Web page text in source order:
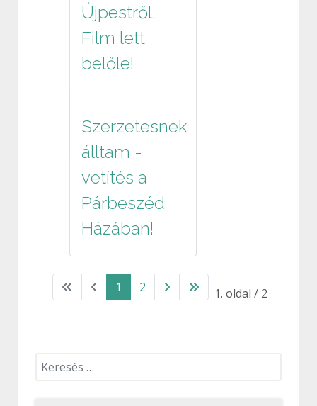
Újpestről.
Film lett
belőle!
Szerzetesnek
álltam -
vetítés a
Párbeszéd
Házában!
1. oldal / 2
1 2
Keresés...